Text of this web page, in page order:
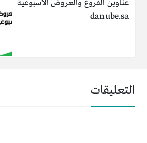
عناوين الفروع والعروض الأسبوعية
danube.sa
التعليقات